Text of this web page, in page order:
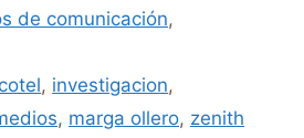
de comunicación,
, investigacion,
, marga ollero, zenith